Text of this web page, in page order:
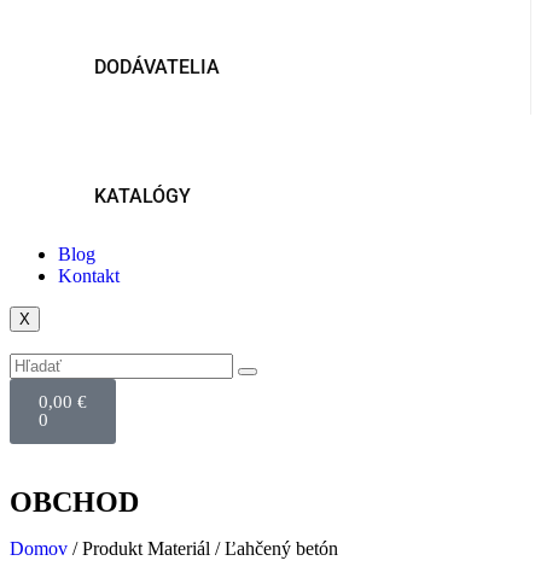
DODÁVATELIA
KATALÓGY
Blog
Kontakt
X
0,00 €
0
OBCHOD
Domov / Produkt Materiál / Ľahčený betón